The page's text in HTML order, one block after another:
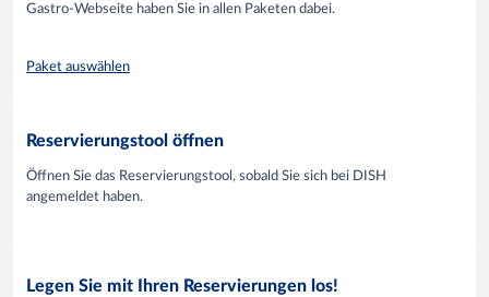
Gastro-Webseite haben Sie in allen Paketen dabei.
Paket auswählen
Reservierungstool öffnen
Öffnen Sie das Reservierungstool, sobald Sie sich bei DISH
angemeldet haben.
Legen Sie mit Ihren Reservierungen los!